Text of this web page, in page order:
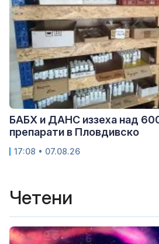
БАБХ и ДАНС иззеха над
препарати в Пловдивско
17:08 • 07.08.26
Четени